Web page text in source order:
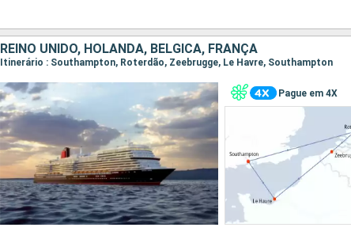
REINO UNIDO, HOLANDA, BÉLGICA, FRANÇA
Itinerário : Southampton, Roterdão, Zeebrugge, Le Havre, Southampton
Pague em 4X